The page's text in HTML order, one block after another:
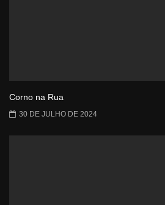
Corno na Rua
30 DE JULHO DE 2024